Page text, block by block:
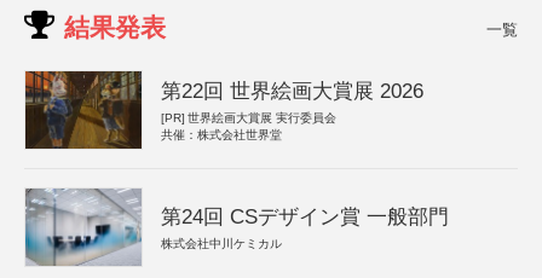
結果発表 一覧
第22回 世界絵画大賞展 2026
[PR] 世界絵画大賞展 実行委員会
共催：株式会社世界堂
第24回 CSデザイン賞 一般部門
株式会社中川ケミカル